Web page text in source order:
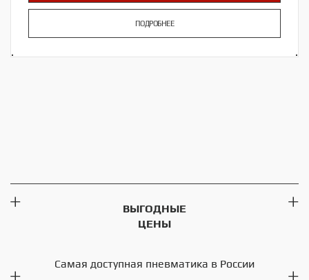
ПОДРОБНЕЕ
ВЫГОДНЫЕ
ЦЕНЫ
Самая доступная пневматика в России